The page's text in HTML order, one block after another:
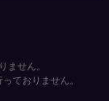
ません。
ておりません。